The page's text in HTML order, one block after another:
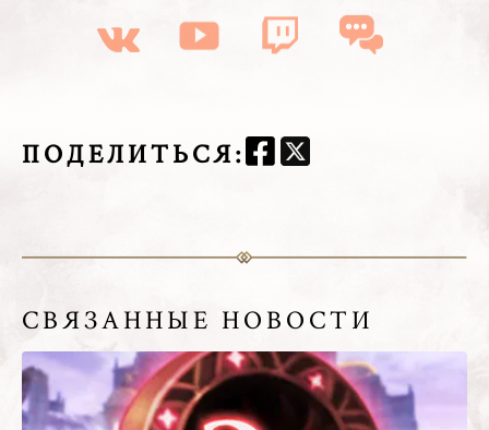
ПОДЕЛИТЬСЯ:
СВЯЗАННЫЕ НОВОСТИ